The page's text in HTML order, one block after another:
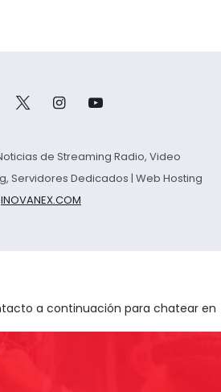
de Streaming Radio, Video
Servidores Dedicados | Web Hosting
INOVANEX.COM
a continuación para chatear en